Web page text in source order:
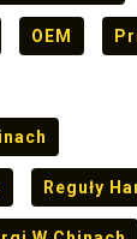
OEM
Reguły